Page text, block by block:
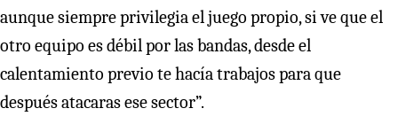
aunque siempre privilegia el juego propio, si ve que el
otro equipo es débil por las bandas, desde el
calentamiento previo te hacía trabajos para que
después atacaras ese sector”.